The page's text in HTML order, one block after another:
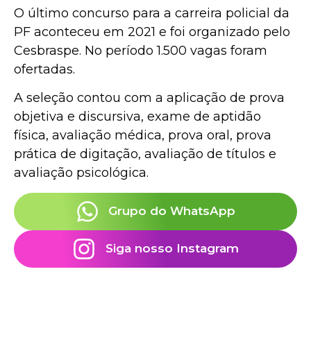
O último concurso para a carreira policial da
PF aconteceu em 2021 e foi organizado pelo
Cesbraspe. No período 1.500 vagas foram
ofertadas.
A seleção contou com a aplicação de prova
objetiva e discursiva, exame de aptidão
física, avaliação médica, prova oral, prova
prática de digitação, avaliação de títulos e
avaliação psicológica.
Grupo do WhatsApp
Siga nosso Instagram